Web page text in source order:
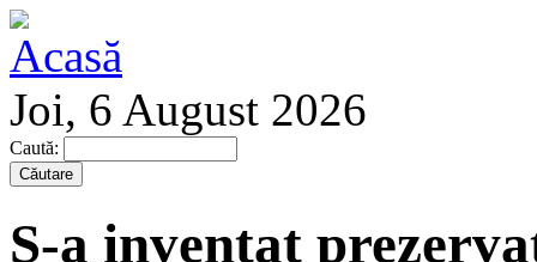
Joi, 6 August 2026
Caută:
S-a inventat